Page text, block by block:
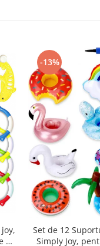
30
-13%
Set de 12
Simply Joy,